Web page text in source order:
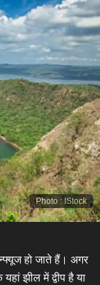
Photo : IStock
हो जाते हैं। अगर
झील में द्वीप है या